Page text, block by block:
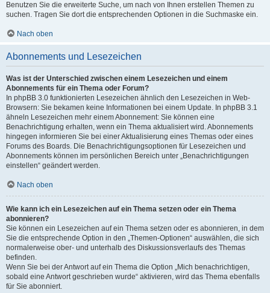
Benutzen Sie die erweiterte Suche, um nach von Ihnen erstellen Themen zu
suchen. Tragen Sie dort die entsprechenden Optionen in die Suchmaske ein.
Nach oben
Abonnements und Lesezeichen
Was ist der Unterschied zwischen einem Lesezeichen und einem
Abonnements für ein Thema oder Forum?
In phpBB 3.0 funktionierten Lesezeichen ähnlich den Lesezeichen in Web-
Browsern: Sie bekamen keine Informationen bei einem Update. In phpBB 3.1
ähneln Lesezeichen mehr einem Abonnement: Sie können eine
Benachrichtigung erhalten, wenn ein Thema aktualisiert wird. Abonnements
hingegen informieren Sie bei einer Aktualisierung eines Themas oder eines
Forums des Boards. Die Benachrichtigungsoptionen für Lesezeichen und
Abonnements können im persönlichen Bereich unter „Benachrichtigungen
einstellen“ geändert werden.
Nach oben
Wie kann ich ein Lesezeichen auf ein Thema setzen oder ein Thema
abonnieren?
Sie können ein Lesezeichen auf ein Thema setzen oder es abonnieren, in dem
Sie die entsprechende Option in den „Themen-Optionen“ auswählen, die sich
normalerweise ober- und unterhalb des Diskussionsverlaufs des Themas
befinden.
Wenn Sie bei der Antwort auf ein Thema die Option „Mich benachrichtigen,
sobald eine Antwort geschrieben wurde“ aktivieren, wird das Thema ebenfalls
für Sie abonniert.